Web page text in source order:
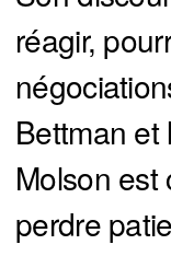
réagir,
Bettman et
Molson est
perdre